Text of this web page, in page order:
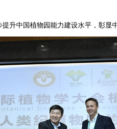
提升中国植物园能力建设水平，彰显